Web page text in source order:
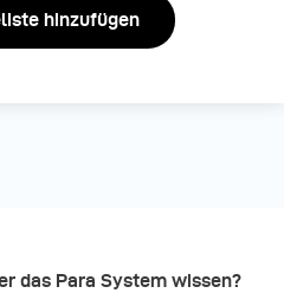
hinzufügen
das Para System wissen?